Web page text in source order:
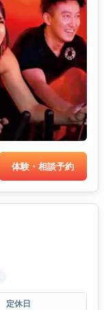
体験・相談予約
定休日